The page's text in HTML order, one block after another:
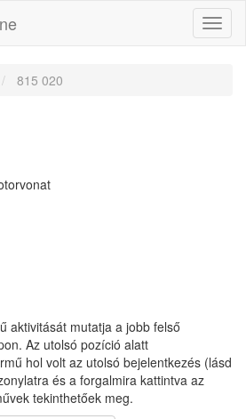
815 020
aktivitását mutatja a jobb felső
Az utolsó pozíció alatt
hol volt az utolsó bejelentkezés (lásd
és a forgalmira kattintva az
tekinthetőek meg.